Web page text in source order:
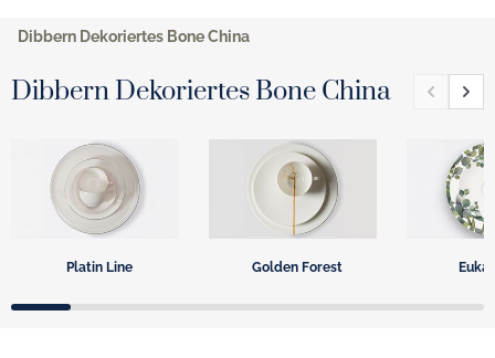
Dibbern Dekoriertes Bone China
Dibbern Dekoriertes Bone China
Platin Line Golden Forest